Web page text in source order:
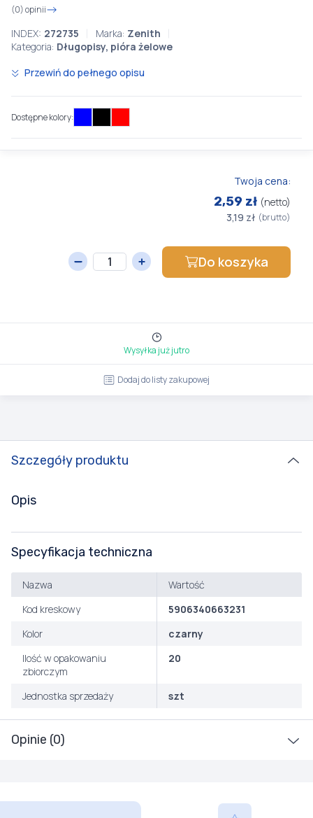
(0) opinii
INDEX: 272735 Marka: Zenith
Kategoria: Długopisy, pióra żelowe
Przewiń do pełnego opisu
Dostępne kolory:
Twoja cena:
2,59 zł (netto)
3,19 zł (brutto)
Do koszyka
Wysyłka już jutro
Dodaj do listy zakupowej
Szczegóły produktu
Opinie (0)
Opis
Specyfikacja techniczna
Nazwa
Wartość
Kod kreskowy
5906340663231
Kolor
czarny
Ilość w opakowaniu
zbiorczym
20
Jednostka sprzedaży szt